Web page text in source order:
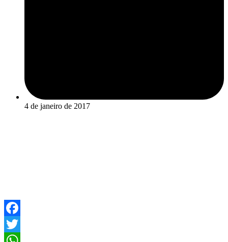
4 de janeiro de 2017
Facebook